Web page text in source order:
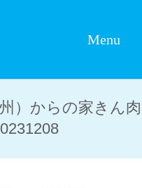
Menu
）からの家きん肉